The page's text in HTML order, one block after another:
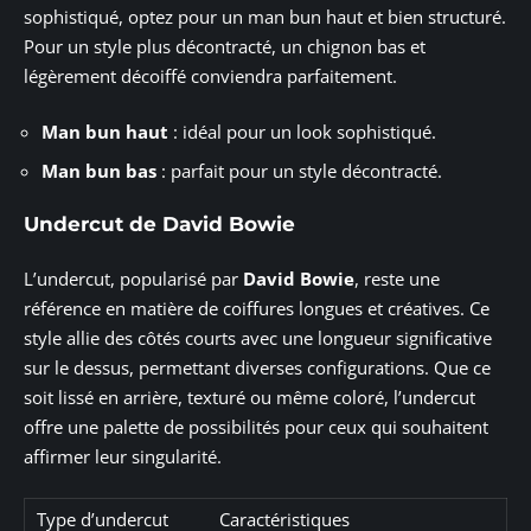
sophistiqué, optez pour un man bun haut et bien structuré.
Pour un style plus décontracté, un chignon bas et
légèrement décoiffé conviendra parfaitement.
Man bun haut : idéal pour un look sophistiqué.
Man bun bas : parfait pour un style décontracté.
Undercut de David Bowie
L’undercut, popularisé par David Bowie, reste une
référence en matière de coiffures longues et créatives. Ce
style allie des côtés courts avec une longueur significative
sur le dessus, permettant diverses configurations. Que ce
soit lissé en arrière, texturé ou même coloré, l’undercut
offre une palette de possibilités pour ceux qui souhaitent
affirmer leur singularité.
Type d’undercut Caractéristiques